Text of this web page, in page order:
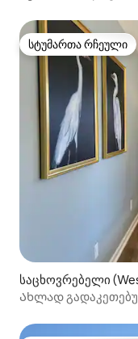
სტუმართა რჩეული
სტუმართა რჩეული
საცხოვრებელი
Ახლად